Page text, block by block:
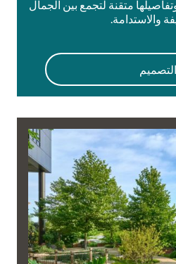
متقنة لتجمع بين الجمال
والاستدامة.
التصميم